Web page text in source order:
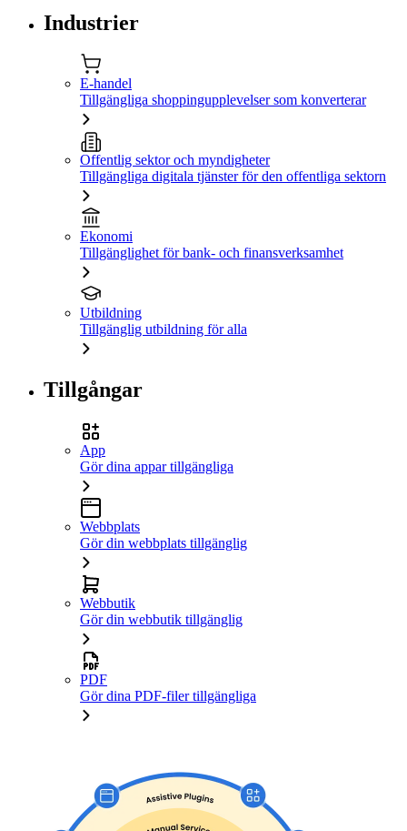
Industrier
E-handel
Tillgängliga shoppingupplevelser som konverterar
Offentlig sektor och myndigheter
Tillgängliga digitala tjänster för den offentliga sektorn
Ekonomi
Tillgänglighet för bank- och finansverksamhet
Utbildning
Tillgänglig utbildning för alla
Tillgångar
App
Gör dina appar tillgängliga
Webbplats
Gör din webbplats tillgänglig
Webbutik
Gör din webbutik tillgänglig
PDF
Gör dina PDF-filer tillgängliga